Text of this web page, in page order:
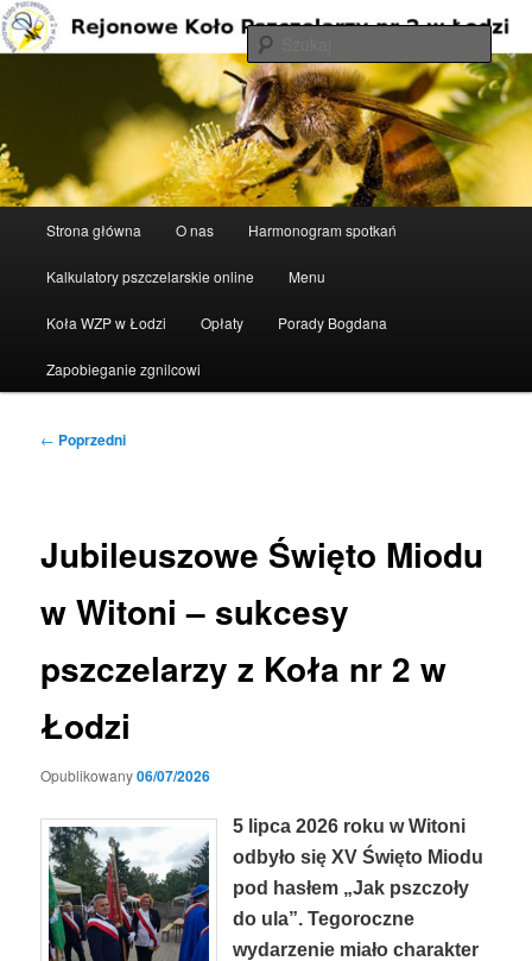
Przeskocz
do
tekstu
Rejonowe Koło Pszczelarzy nr 2 w
Łodzi
Strona główna O nas Harmonogram spotkań
Kalkulatory pszczelarskie online Menu
Koła WZP w Łodzi Opłaty Porady Bogdana
Zapobieganie zgnilcowi
Nawigacja
← Poprzedni
Jubileuszowe Święto Miodu
w Witoni – sukcesy
pszczelarzy z Koła nr 2 w
Łodzi
Opublikowany06/07/2026
5 lipca 2026 roku w Witoni
odbyło się XV Święto Miodu
pod hasłem „Jak pszczoły
do ula”. Tegoroczne
wydarzenie miało charakter